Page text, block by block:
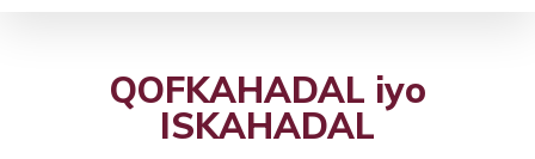
QOFKAHADAL iyo
ISKAHADAL